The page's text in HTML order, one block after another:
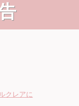
クレアに